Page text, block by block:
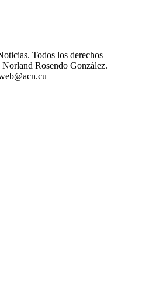
Todos los derechos
Norland Rosendo González.